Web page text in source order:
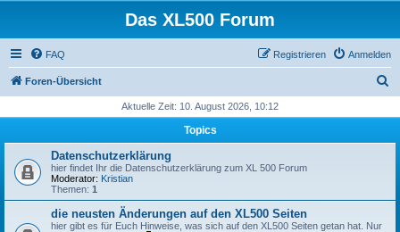
Das XL500 Forum
FAQ Anmelden
Registrieren
Foren-Übersicht
h
Aktuelle Zeit: 10. August 2026, 10:12
Topics
Datenschutzerklärung
hier findet Ihr die Datenschutzerklärung zum XL 500 Forum
Moderator: Kristian
Themen: 1
die neusten Änderungen auf den XL500 Seiten
hier gibt es für Euch Hinweise, was sich auf den XL500 Seiten getan hat. Nur